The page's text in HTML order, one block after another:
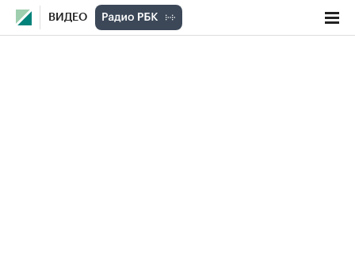
ВИДЕО